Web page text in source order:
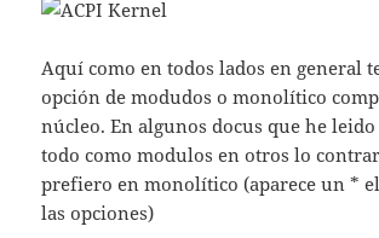
Aquí como en todos lados en general
opción de modudos o monolítico
núcleo. En algunos docus que he
todo como modulos en otros lo
prefiero en monolítico (aparece un *
las opciones)